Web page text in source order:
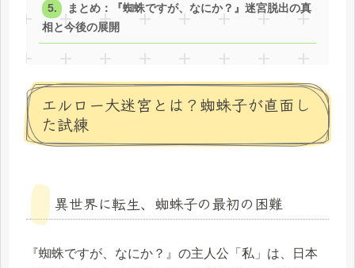
まとめ：『蜘蛛ですが、なにか？』迷宮脱出の真
相と今後の展開
エルロー大迷宮とは？蜘蛛子が直面し
た試練
異世界に転生、蜘蛛子の最初の困難
『蜘蛛ですが、なにか？』の主人公「私」は、日本